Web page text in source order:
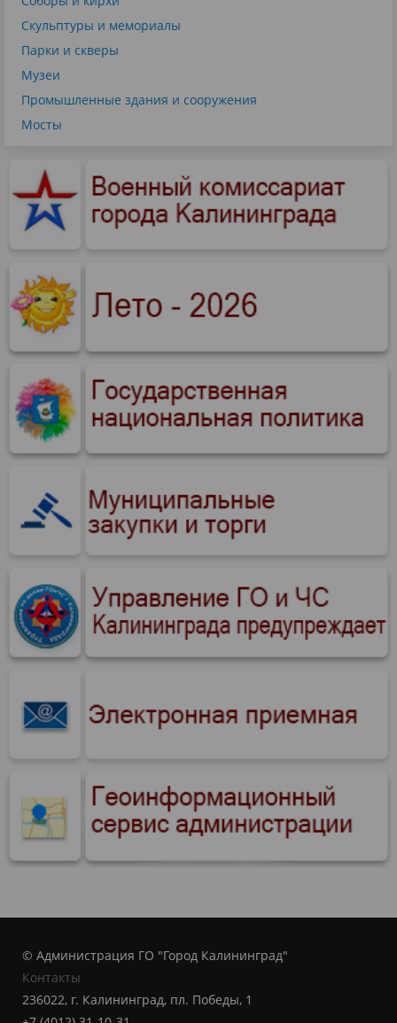
Скульптуры и мемориалы
Парки и скверы
Музеи
Промышленные здания и сооружения
Мосты
© Администрация ГО "Город Калининград"
Контакты
236022, г. Калининград, пл. Победы, 1